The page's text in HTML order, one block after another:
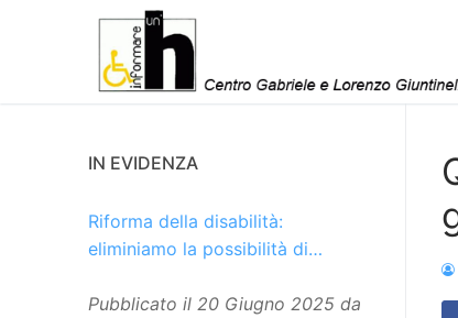
IN EVIDENZA
Riforma della disabilità:
eliminiamo la possibilità di
Pubblicato il 20 Giugno 2025 da